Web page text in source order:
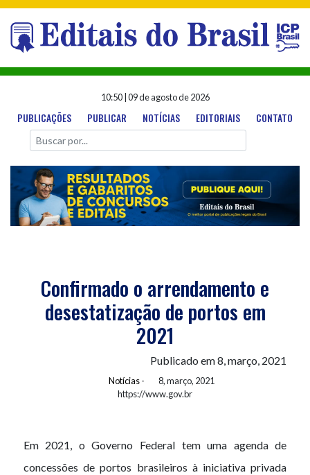
10:50| 09 de agosto de 2026
PUBLICAÇÕES PUBLICAR NOTÍCIAS EDITORIAIS CONTATO
Confirmado o arrendamento e
desestatização de portos em
2021
Publicado em 8, março, 2021
Notícias-
8, março, 2021
https://www.gov.br
Em 2021, o Governo Federal tem uma agenda de
concessões de portos brasileiros à iniciativa privada